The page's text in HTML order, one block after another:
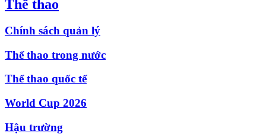
Thể thao
Chính sách quản lý
Thể thao trong nước
Thể thao quốc tế
World Cup 2026
Hậu trường